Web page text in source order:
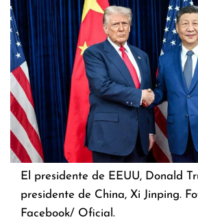
El presidente de EEUU, Donald
presidente de China, Xi Jinping.
Facebook/ Oficial.